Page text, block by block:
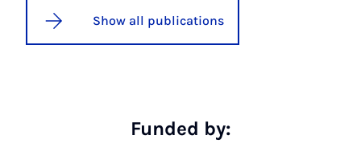
Show all publications
Funded by: